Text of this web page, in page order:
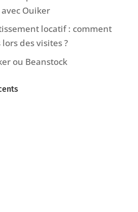
Ouiker
locatif : comment
des visites ?
ou Beanstock